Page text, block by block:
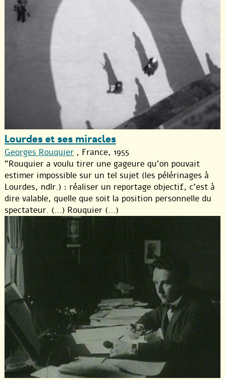
Lourdes et ses miracles
Georges Rouquier , France, 1955
"Rouquier a voulu tirer une gageure qu’on pouvait
estimer impossible sur un tel sujet (les pélérinages à
Lourdes, ndlr.) : réaliser un reportage objectif, c’est à
dire valable, quelle que soit la position personnelle du
spectateur. (...) Rouquier (...)